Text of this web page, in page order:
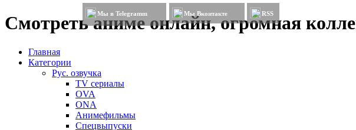
Смотреть аниме онлайн, огромная
Мы в Telegramm Мы Вконтакте RSS
Главная
Категории
Рус. озвучка
TV сериалы
OVA
ONA
Анимефильмы
Спецвыпуски